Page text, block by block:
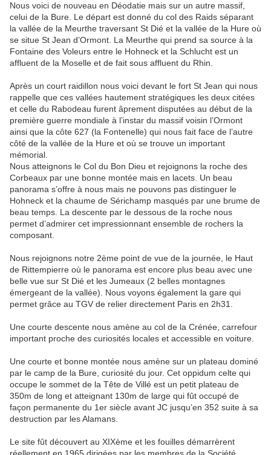
Nous voici de nouveau en Déodatie mais sur un autre massif,
celui de la Bure. Le départ est donné du col des Raids séparant
la vallée de la Meurthe traversant St Dié et la vallée de la Hure où
se situe St Jean d’Ormont. La Meurthe qui prend sa source à la
Fontaine des Voleurs entre le Hohneck et la Schlucht est un
affluent de la Moselle et de fait sous affluent du Rhin.
Après un court raidillon nous voici devant le fort St Jean qui nous
rappelle que ces vallées hautement stratégiques les deux citées
et celle du Rabodeau furent âprement disputées au début de la
première guerre mondiale à l’instar du massif voisin l’Ormont
ainsi que la côte 627 (la Fontenelle) qui nous fait face de l’autre
côté de la vallée de la Hure et où se trouve un important
mémorial.
Nous atteignons le Col du Bon Dieu et rejoignons la roche des
Corbeaux par une bonne montée mais en lacets. Un beau
panorama s’offre à nous mais ne pouvons pas distinguer le
Hohneck et la chaume de Sérichamp masqués par une brume de
beau temps. La descente par le dessous de la roche nous
permet d’admirer cet impressionnant ensemble de rochers la
composant.
Nous rejoignons notre 2ème point de vue de la journée, le Haut
de Rittempierre où le panorama est encore plus beau avec une
belle vue sur St Dié et les Jumeaux (2 belles montagnes
émergeant de la vallée). Nous voyons également la gare qui
permet grâce au TGV de relier directement Paris en 2h31.
Une courte descente nous amène au col de la Crénée, carrefour
important proche des curiosités locales et accessible en voiture.
Une courte et bonne montée nous amène sur un plateau dominé
par le camp de la Bure, curiosité du jour. Cet oppidum celte qui
occupe le sommet de la Tête de Villé est un petit plateau de
350m de long et atteignant 130m de large qui fût occupé de
façon permanente du 1er siècle avant JC jusqu’en 352 suite à sa
destruction par les Alamans.
Le site fût découvert au XIXème et les fouilles démarrèrent